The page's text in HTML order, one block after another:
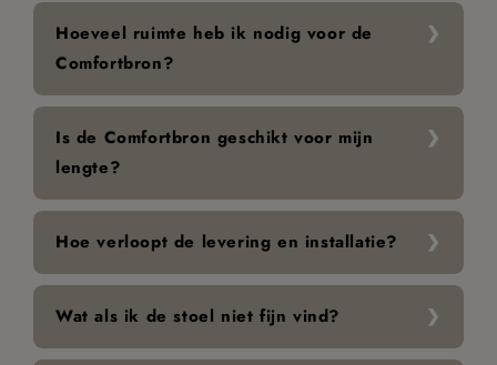
Hoeveel ruimte heb ik nodig voor de
Comfortbron?
Is de Comfortbron geschikt voor mijn
lengte?
Hoe verloopt de levering en installatie?
Wat als ik de stoel niet fijn vind?